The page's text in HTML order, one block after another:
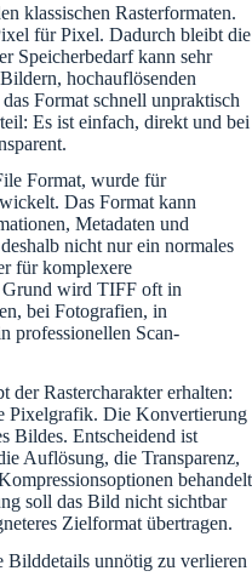
klassischen Rasterformaten.
für Pixel. Dadurch bleibt die
Speicherbedarf kann sehr
hochauflösenden
Format schnell unpraktisch
Es ist einfach, direkt und bei
Format, wurde für
Das Format kann
Metadaten und
nicht nur ein normales
für komplexere
Grund wird TIFF oft in
bei Fotografien, in
professionellen Scan-
Rastercharakter erhalten:
Pixelgrafik. Die Konvertierung
Bildes. Entscheidend ist
Auflösung, die Transparenz,
behandelt
soll das Bild nicht sichtbar
Zielformat übertragen.
unnötig zu verlieren